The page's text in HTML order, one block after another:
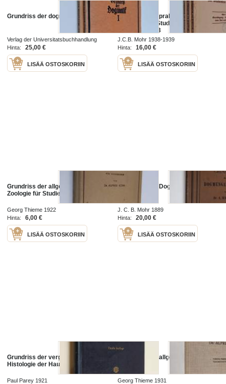
Grundriss der dogmatik 1-2
Verlag der Universitatsbuchhandlung
Rudolf Merkel 1936
Hinta: 25,00 €
LISÄÄ OSTOSKORIIN
Grundriss der praktischen
Theologie für Studenten und
Kandidaten 1-3
J.C.B. Mohr 1938-1939
Hinta:
16,00 €
LISÄÄ OSTOSKORIIN
Grundriss der allgemeinen
Zoologie für Studierende
Georg Thieme 1922
Hinta:
6,00 €
LISÄÄ OSTOSKORIIN
Grundriss der Dogmengeschichte
J. C. B. Mohr 1889
Hinta:
20,00 €
LISÄÄ OSTOSKORIIN
Grundriss der vergleichenden
Histologie der Haussäugetiere
Paul Parey 1921
Grundriss der allgemeinen
Georg Thieme 1931